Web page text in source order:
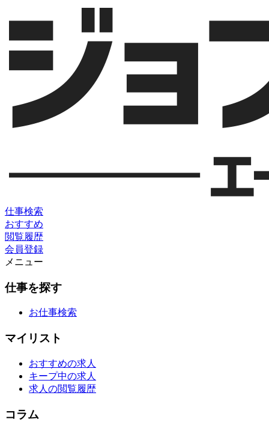
仕事検索
おすすめ
閲覧履歴
会員登録
メニュー
仕事を探す
お仕事検索
マイリスト
おすすめの求人
キープ中の求人
求人の閲覧履歴
コラム